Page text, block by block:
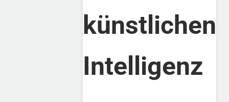
künstlichen
Intelligenz